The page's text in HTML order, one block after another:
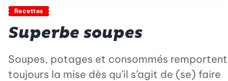
Recettes
Superbe soupes
Soupes, potages et consommés remportent
toujours la mise dès qu’il s’agit de (se) faire